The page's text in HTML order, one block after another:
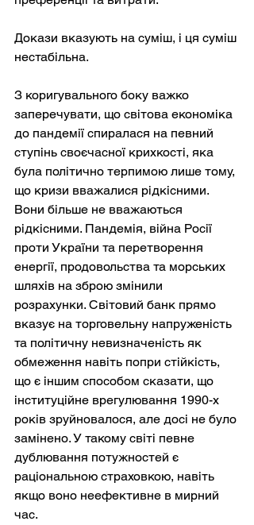
Докази вказують на суміш, і ця суміш
нестабільна.
З коригувального боку важко
заперечувати, що світова економіка
до пандемії спиралася на певний
ступінь своєчасної крихкості, яка
була політично терпимою лише тому,
що кризи вважалися рідкісними.
Вони більше не вважаються
рідкісними. Пандемія, війна Росії
проти України та перетворення
енергії, продовольства та морських
шляхів на зброю змінили
розрахунки. Світовий банк прямо
вказує на торговельну напруженість
та політичну невизначеність як
обмеження навіть попри стійкість,
що є іншим способом сказати, що
інституційне врегулювання 1990-х
років зруйновалося, але досі не було
замінено. У такому світі певне
дублювання потужностей є
раціональною страховкою, навіть
якщо воно неефективне в мирний
час.